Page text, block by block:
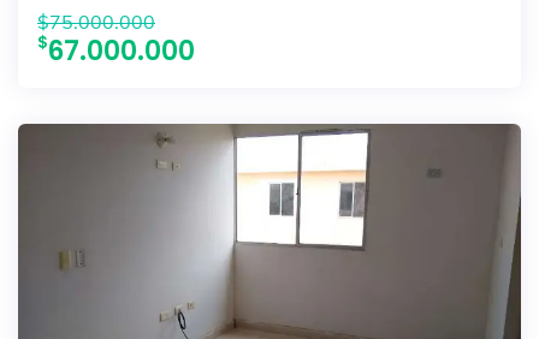
$75.000.000
67.000.000